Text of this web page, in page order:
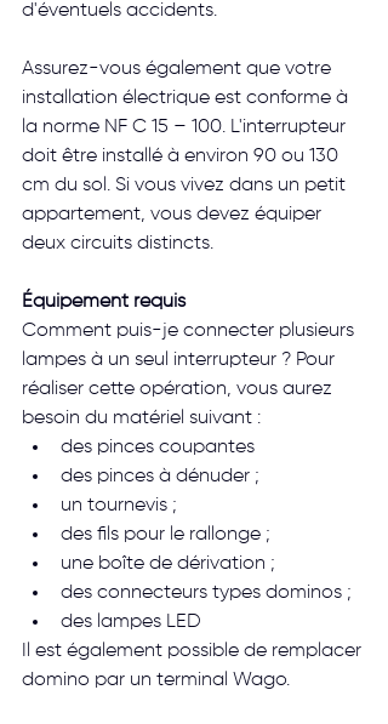
d'éventuels accidents.
Assurez-vous également que votre
installation électrique est conforme à
la norme NF C 15 – 100. L'interrupteur
doit être installé à environ 90 ou 130
cm du sol. Si vous vivez dans un petit
appartement, vous devez équiper
deux circuits distincts.
Équipement requis
Comment puis-je connecter plusieurs
lampes à un seul interrupteur ? Pour
réaliser cette opération, vous aurez
besoin du matériel suivant :
des pinces coupantes
des pinces à dénuder ;
un tournevis ;
des fils pour le rallonge ;
une boîte de dérivation ;
des connecteurs types dominos ;
des lampes LED
Il est également possible de remplacer
domino par un terminal Wago.